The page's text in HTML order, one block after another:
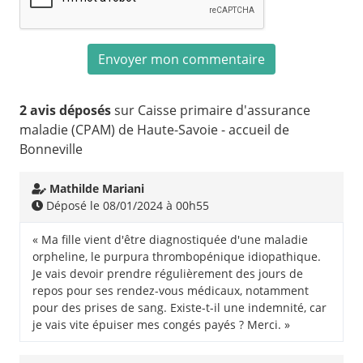
2 avis déposéssur Caisse primaire d'assurance
maladie (CPAM) de Haute-Savoie - accueil de
Bonneville
Mathilde Mariani
Déposé le 08/01/2024 à 00h55
« Ma fille vient d'être diagnostiquée d'une maladie
orpheline, le purpura thrombopénique idiopathique.
Je vais devoir prendre régulièrement des jours de
repos pour ses rendez-vous médicaux, notamment
pour des prises de sang. Existe-t-il une indemnité, car
je vais vite épuiser mes congés payés ? Merci. »